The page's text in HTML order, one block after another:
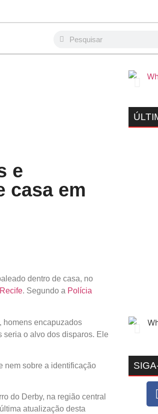
e
casa em
dentro de casa, no
Recife. Segundo a Polícia
homens encapuzados
seria o alvo dos disparos. Ele
nem sobre a identificação
do Derby, na região central
atualização desta